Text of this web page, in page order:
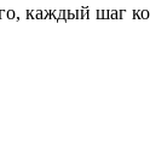
каждый шаг